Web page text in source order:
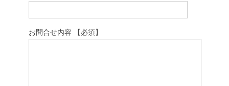
お問合せ内容 【必須】